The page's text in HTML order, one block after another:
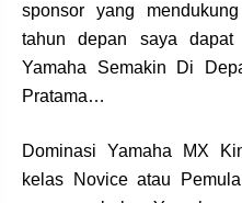
sponsor yang
tahun depan saya dapat
Yamaha Semakin Di
Pratama…
Dominasi Yamaha MX
kelas Novice atau